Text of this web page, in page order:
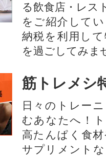
る飲食店・レス
をご紹介して
納税を利用し
を過ごしてみま
筋トレメシ
日々のトレー
むあなたへ！
高たんぱく食
サプリメント